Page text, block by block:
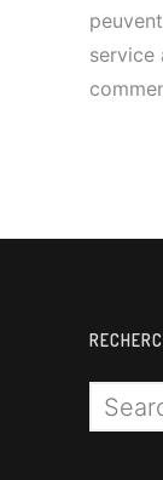
service